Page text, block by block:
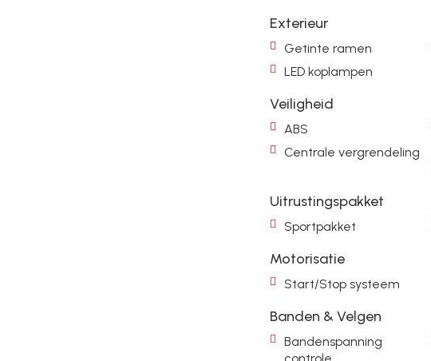
Exterieur
Getinte ramen
LED koplampen
Veiligheid
ABS
Centrale vergrendeling
Uitrustingspakket
Sportpakket
Motorisatie
Start/Stop systeem
Banden & Velgen
Bandenspanning